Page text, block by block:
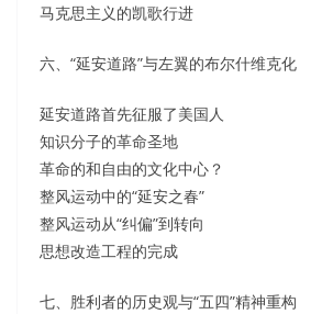
马克思主义的凯歌行进
六、“延安道路”与左翼的布尔什维克化
延安道路首先征服了美国人
知识分子的革命圣地
革命的和自由的文化中心？
整风运动中的“延安之春”
整风运动从“纠偏”到转向
思想改造工程的完成
七、胜利者的历史观与“五四”精神重构